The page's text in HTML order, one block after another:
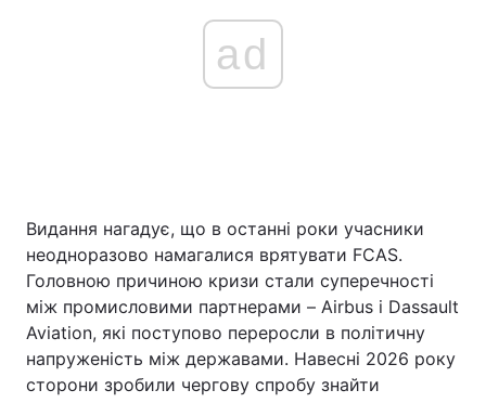
ad
Видання нагадує, що в останні роки учасники
неодноразово намагалися врятувати FCAS.
Головною причиною кризи стали суперечності
між промисловими партнерами – Airbus і Dassault
Aviation, які поступово переросли в політичну
напруженість між державами. Навесні 2026 року
сторони зробили чергову спробу знайти